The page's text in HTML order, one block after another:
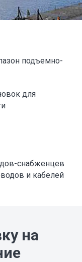
подъемно-
для
снабженцев
и кабелей
на